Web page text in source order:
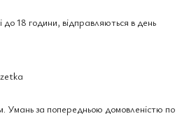
18 години, відправляються в день
Умань за попередньою домовленістю по